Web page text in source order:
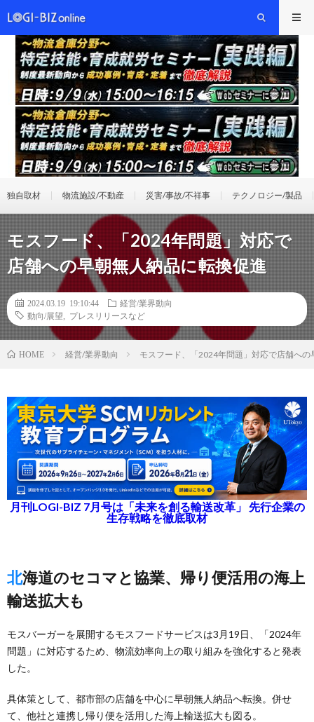
独自取材 物流施設/不動産 災害/事故/不祥事 テクノロジー/製品
モスフード、「2024年問題」対応で
店舗への早朝無人納品に転換促進
2024.03.19 19:10:44
経営/業界動向
動向/展望
プレスリリースなど
HOME 経営/業界動向 モスフード、「2024年問題」対応で店舗へ
月刊LOGI-BIZ 7月号は「未来を創る輸送改革」 先行企業の
生存戦略を徹底取材
北海道のセコマと協業、帰り便活用の海上
輸送拡大も
モスバーガーを展開するモスフードサービスは3月19日、「2024年
問題」に対応するため、物流効率向上の取り組みを強化すると発表
した。
具体策として、都市部の店舗を中心に早朝無人納品へ転換。併せ
て、他社と連携し帰り便を活用した海上輸送拡大も図る。